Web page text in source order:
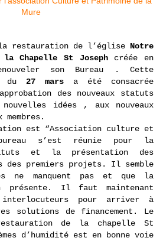
restauration de l’église Notre
la Chapelle St Josephcréée en
son Bureau . Cette
du 27 mars a été consacrée
des nouveaux statuts
nouvelles idées , aux nouveaux
est “Association culture et
s’est réunie pour la
et la présentation des
des premiers projets. Il semble
ne manquent pas et que la
présente. Il faut maintenant
pour arriver à
solutions de financement. Le
de la chapelle St
d’humidité est en bonne voie